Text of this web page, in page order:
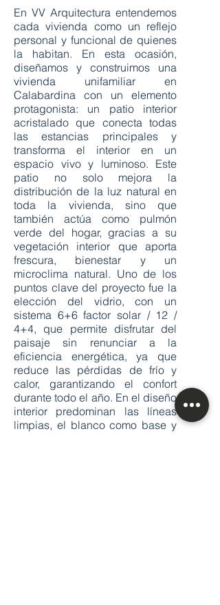
En VV Arquitectura entendemos
cada vivienda como un reflejo
personal y funcional de quienes
la habitan. En esta ocasión,
diseñamos y construimos una
vivienda unifamiliar en
Calabardina con un elemento
protagonista: un patio interior
acristalado que conecta todas
las estancias principales y
transforma el interior en un
espacio vivo y luminoso. Este
patio no solo mejora la
distribución de la luz natural en
toda la vivienda, sino que
también actúa como pulmón
verde del hogar, gracias a su
vegetación interior que aporta
frescura, bienestar y un
microclima natural. Uno de los
puntos clave del proyecto fue la
elección del vidrio, con un
sistema 6+6 factor solar / 12 /
4+4, que permite disfrutar del
paisaje sin renunciar a la
eficiencia energética, ya que
reduce las pérdidas de frío y
calor, garantizando el confort
durante todo el año. En el diseño
interior predominan las líneas
limpias, el blanco como base y